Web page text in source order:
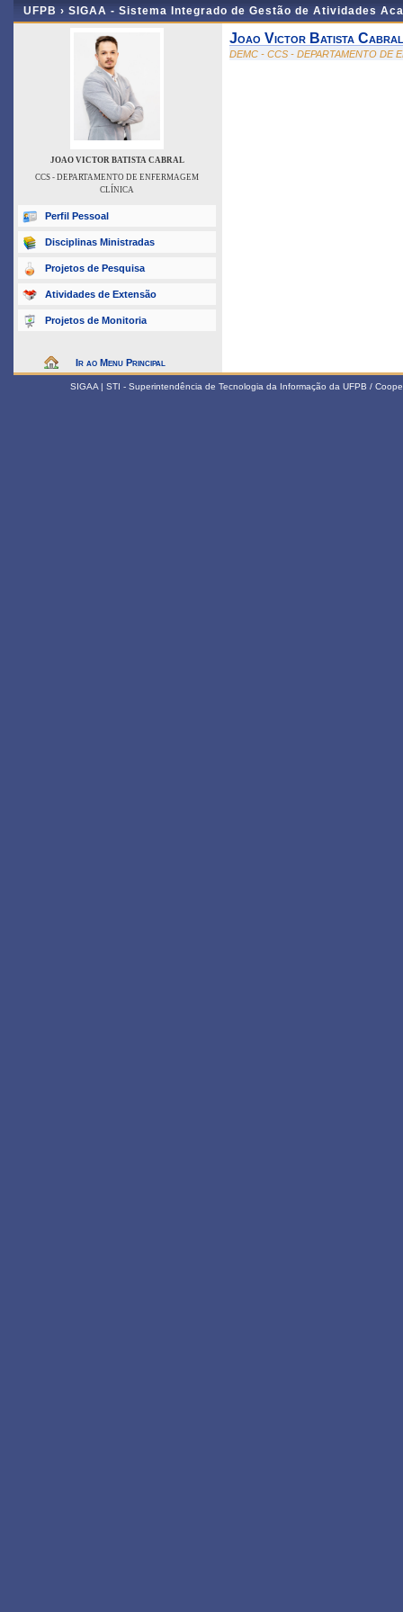
UFPB › SIGAA - Sistema Integrado de Gestão de Atividades
JOAO VICTOR BATISTA CABRAL
CCS - DEPARTAMENTO DE ENFERMAGEM
CLÍNICA
Perfil Pessoal
Disciplinas Ministradas
Projetos de Pesquisa
Atividades de Extensão
Projetos de Monitoria
Ir ao Menu Principal
Joao Victor Batista Cabral
DEMC - CCS - DEPARTAMENTO DE
SIGAA | STI - Superintendência de Tecnologia da Informação da UFPB /